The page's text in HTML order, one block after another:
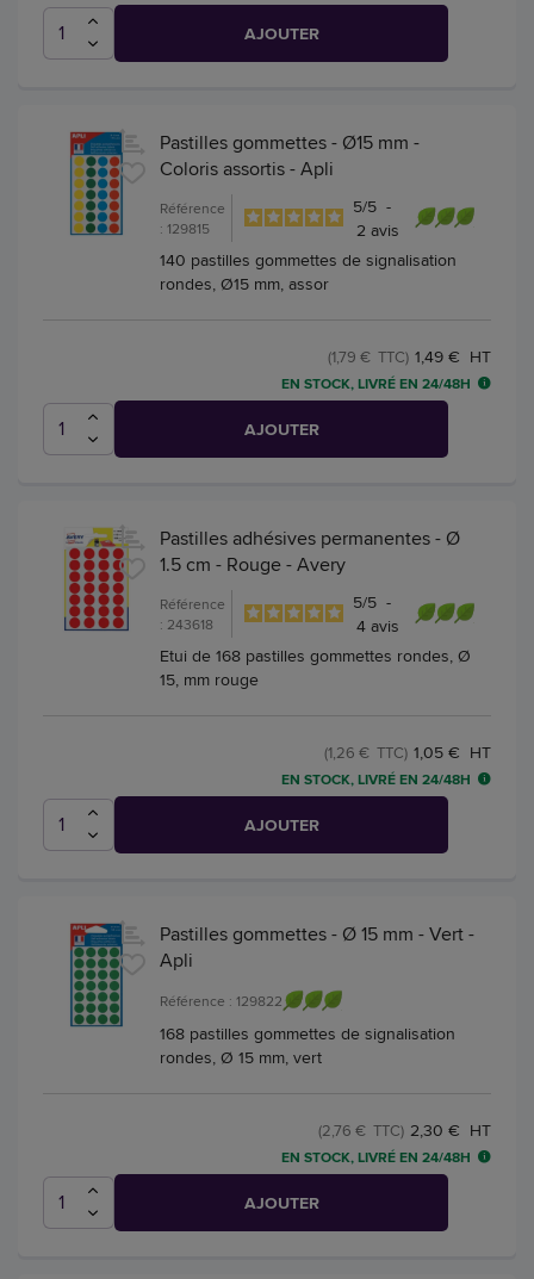
AJOUTER
Pastilles gommettes - Ø15 mm -
Coloris assortis - Apli
Référence
: 129815
5/5 -
2 avis
140 pastilles gommettes de signalisation
rondes, Ø15 mm, assor
1,49 € HT
(1,79 € TTC)
EN STOCK, LIVRÉ EN 24/48H
AJOUTER
Pastilles adhésives permanentes - Ø
1.5 cm - Rouge - Avery
Référence
: 243618
5/5 -
4 avis
Etui de 168 pastilles gommettes rondes, Ø
15, mm rouge
1,05 € HT
(1,26 € TTC)
EN STOCK, LIVRÉ EN 24/48H
AJOUTER
Pastilles gommettes - Ø 15 mm - Vert -
Apli
Référence : 129822
168 pastilles gommettes de signalisation
rondes, Ø 15 mm, vert
2,30 € HT
(2,76 € TTC)
EN STOCK, LIVRÉ EN 24/48H
AJOUTER